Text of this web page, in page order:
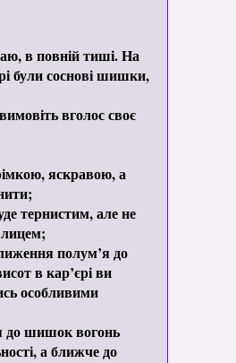
в повній тиші. На
були соснові шишки,
вголос своє
яскравою, а
тернистим, але не
лицем;
полум’я до
в кар’єрі ви
особливими
до шишок вогонь
а ближче до